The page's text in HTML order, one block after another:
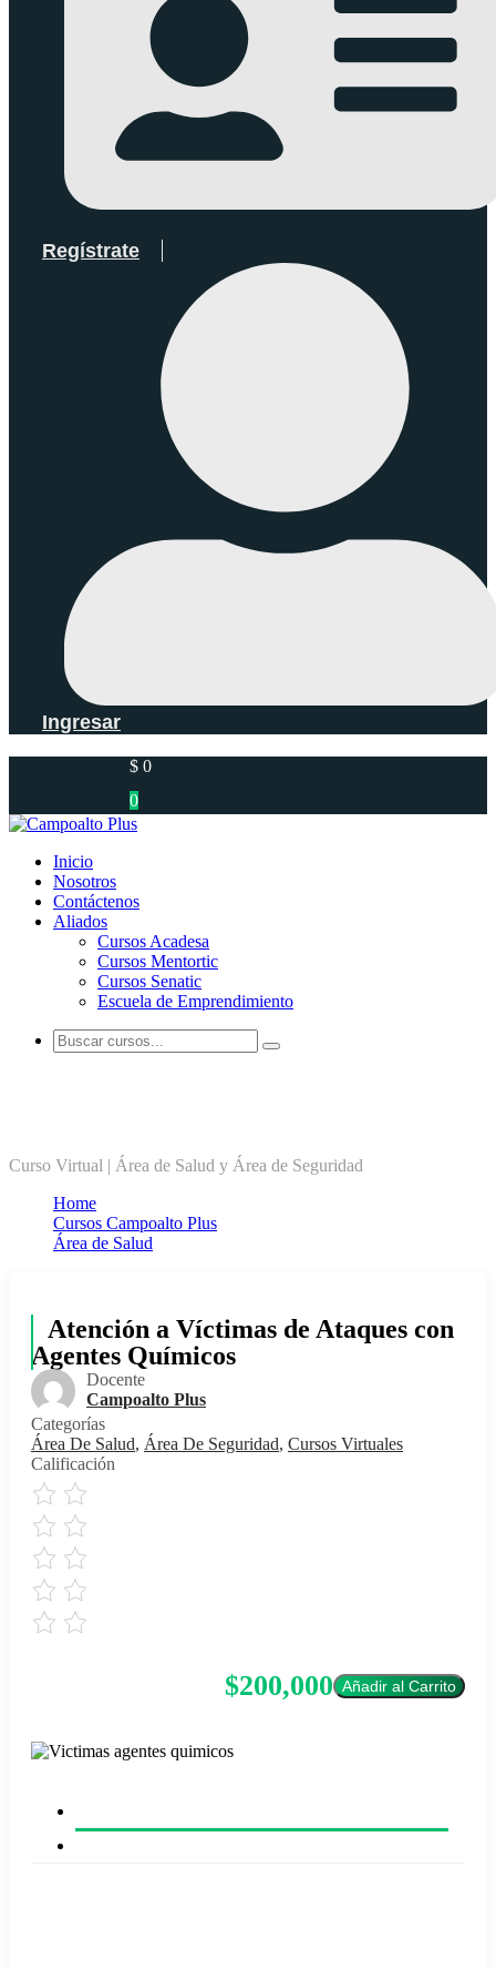
Regístrate
Ingresar
$ 0
0
Inicio
Nosotros
Contáctenos
Aliados
Cursos Acadesa
Cursos Mentortic
Cursos Senatic
Escuela de Emprendimiento
Curso Virtual | Área de Salud y Área de Seguridad
Home
Cursos Campoalto Plus
Área de Salud
Atención a Víctimas de Ataques con
Agentes Químicos
Docente
Campoalto Plus
Categorías
Área De Salud, Área De Seguridad, Cursos Virtuales
Calificación
$200,000 Añadir al Carrito